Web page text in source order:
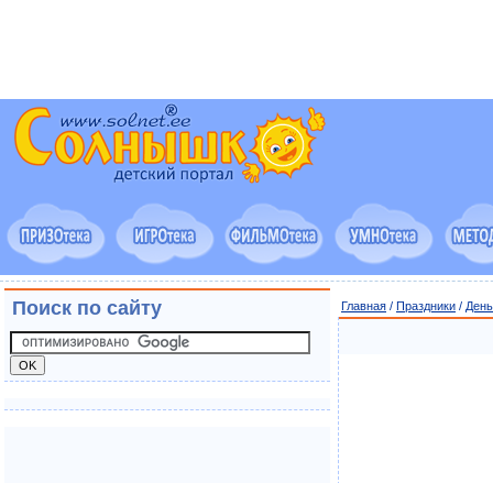
Главная / Праздники /
Поиск по сайту